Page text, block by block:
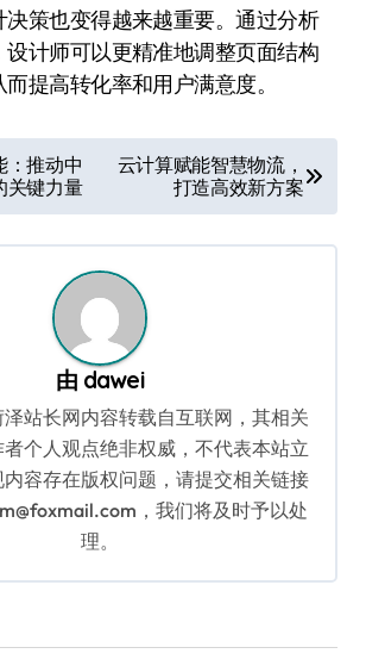
策也变得越来越重要。通过分析
设计师可以更精准地调整页面结构
提高转化率和用户满意度。
：推动中
关键力量
云计算赋能智慧物流，
打造高效新方案
由 dawei
泽站长网内容转载自互联网，其相关
个人观点绝非权威，不代表本站立
容存在版权问题，请提交相关链接
，我们将及时予以处
理。